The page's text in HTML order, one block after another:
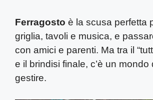
Ferragosto è la scusa perfetta
griglia, tavoli e musica, e
con amici e parenti. Ma tra il
e il brindisi finale, c’è un mondo
gestire.